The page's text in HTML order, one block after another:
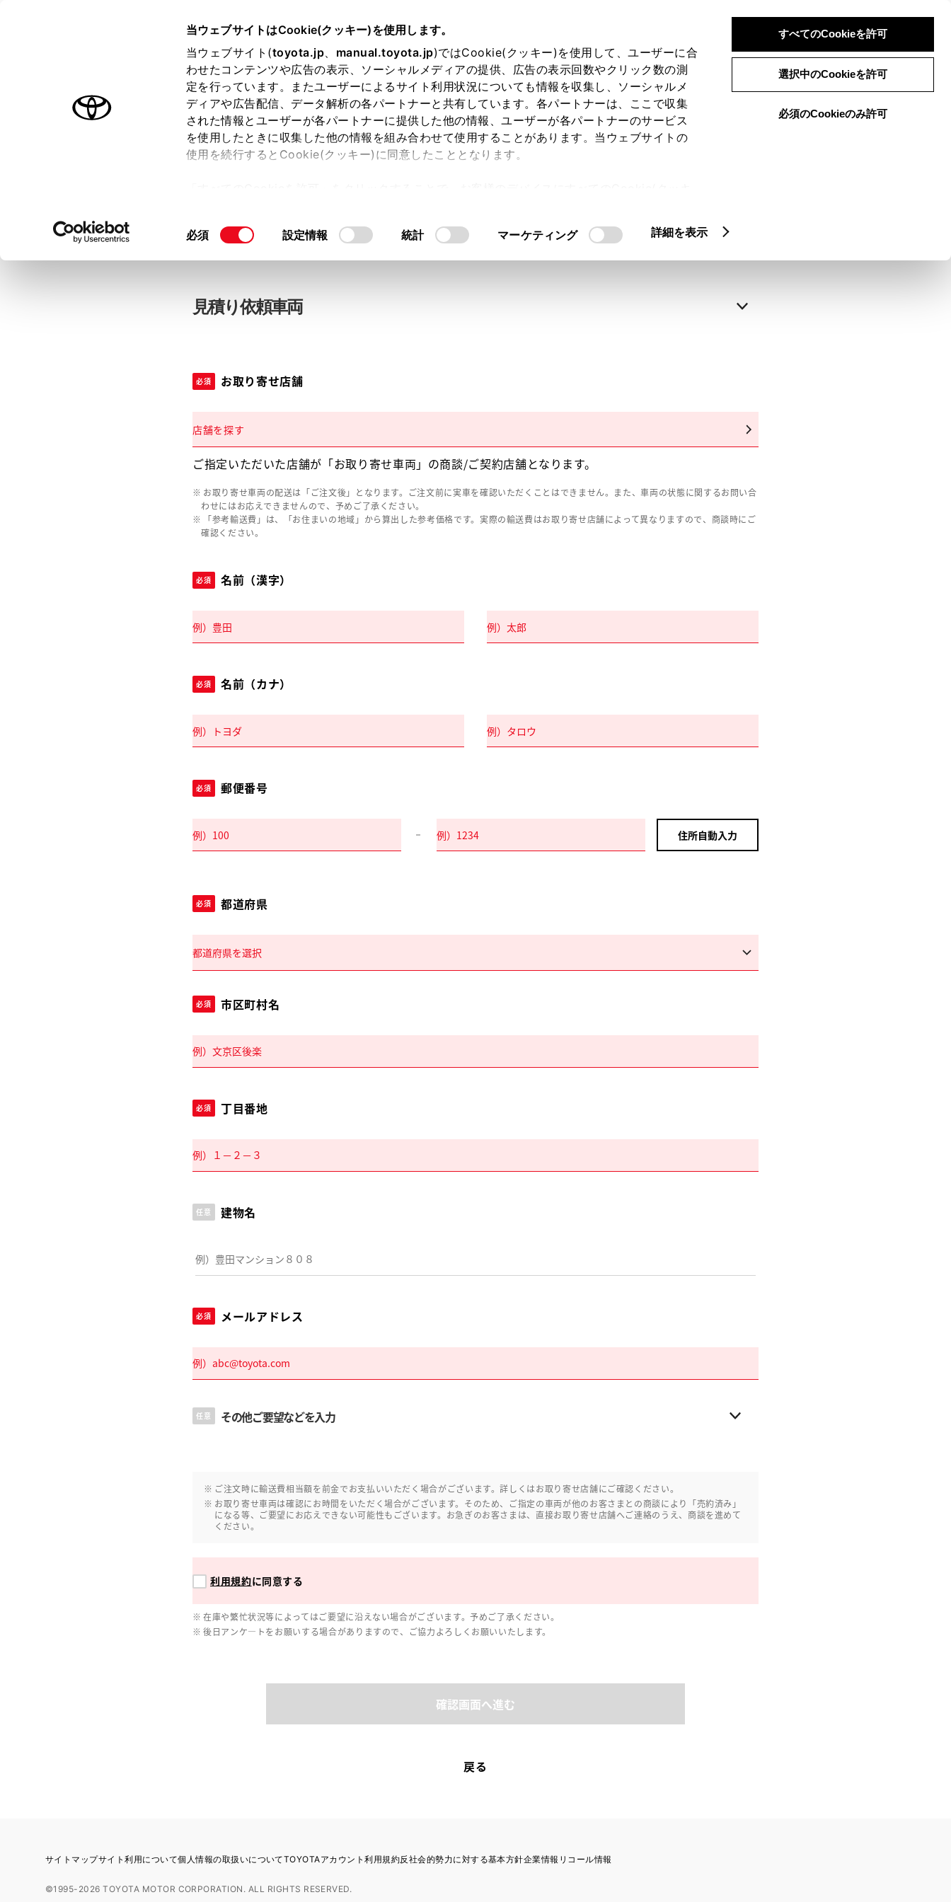
当ウェブサイトはCookie(クッキー)を使用します。
当ウェブサイト(toyota.jp、 manual.toyota.jp)ではCookie(クッキー)を使用して、ユーザーに合
わせたコンテンツや広告の表示、ソーシャルメディアの提供、広告の表示回数やクリック数の測
定を行っています。またユーザーによるサイト利用状況についても情報を収集し、ソーシャルメ
ディアや広告配信、データ解析の各パートナーと共有しています。各パートナーは、ここで収集
された情報とユーザーが各パートナーに提供した他の情報、ユーザーが各パートナーのサービス
を使用したときに収集した他の情報を組み合わせて使用することがあります。当ウェブサイトの
使用を続行するとCookie(クッキー)に同意したこととなります。
て」をご覧ください。
同
択
必須 設定情報 統計 マーケティング 詳細を表示
すべてのCookieを許可
選択中のCookieを許可
必須のCookieのみ許可
は必須です。中古車：見積り依頼
お客さま情報の入力 入力内容のご確認
ログインして自動入力
見積り依頼車両
必須 お取り寄せ店舗
店舗を探す
ご指定いただいた店舗が「お取り寄せ車両」の商談/ご契約店舗となります。
お取り寄せ車両の配送は「ご注文後」となります。ご注文前に実車を確認いただくことはできません。また、車両の状態に関するお問い合
わせにはお応えできませんので、予めご了承ください。
「参考輸送費」は、「お住まいの地域」から算出した参考価格です。実際の輸送費はお取り寄せ店舗によって異なりますので、商談時にご
確認ください。
必須 名前（漢字）
必須 名前（カナ）
必須 郵便番号
住所自動入力
必須 都道府県
必須 市区町村名
必須 丁目番地
任意 建物名
必須 メールアドレス
任意 その他ご要望などを入力
ご注文時に輸送費相当額を前金でお支払いいただく場合がございます。詳しくはお取り寄せ店舗にご確認ください。
お取り寄せ車両は確認にお時間をいただく場合がございます。そのため、ご指定の車両が他のお客さまとの商談により「売約済み」
になる等、ご要望にお応えできない可能性もございます。お急ぎのお客さまは、直接お取り寄せ店舗へご連絡のうえ、商談を進めて
ください。
利用規約に同意する
在庫や繁忙状況等によってはご要望に沿えない場合がございます。予めご了承ください。
後日アンケ―トをお願いする場合がありますので、ご協力よろしくお願いいたします。
確認画面へ進む
戻る
サイトマップサイト利用について個人情報の取扱いについてTOYOTAアカウント利用規約反社会的勢力に対する基本方針企業情報 リコール情報
©1995-2026 TOYOTA MOTOR CORPORATION. ALL RIGHTS RESERVED.